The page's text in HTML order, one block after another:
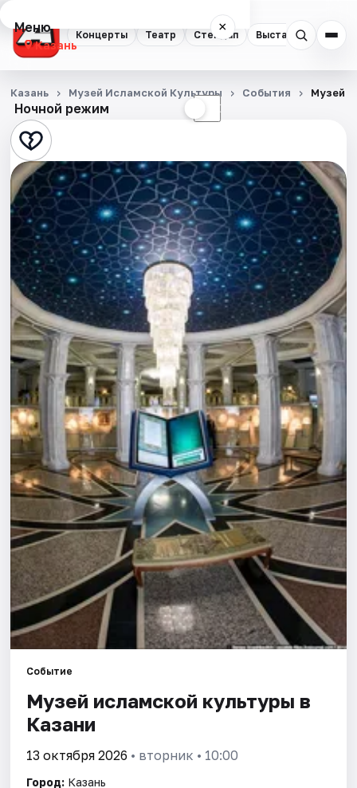
Концерты Театр Стендап Выставки
Меню ×
Казань
Концерты
Театр
Стендап
Выставки
Квесты
Экскурсии
Спорт
События
Города
Площадки
Артисты
Рейтинги
Ночной режим ☾
Казань Музей Исламской Культуры События Музей
Событие
Музей исламской культуры в
Казани
13 октября 2026 • вторник • 10:00
Город: Казань